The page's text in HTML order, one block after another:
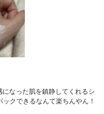
なった肌を鎮静してくれるシ
クできるなんて楽ちんやん！